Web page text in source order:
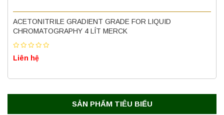
ACETONITRILE GRADIENT GRADE FOR LIQUID
CHROMATOGRAPHY 4 LÍT MERCK
Liên hệ
SẢN PHẨM TIÊU BIỂU
nghiệm
Liên hệ